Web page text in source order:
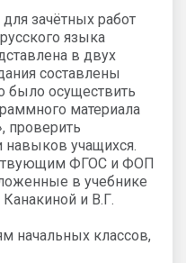
зачётных работ
языка
в двух
составлены
было осуществить
материала
проверить
учащихся.
ФГОС и ФОП
в учебнике
и В.Г.
начальных классов,